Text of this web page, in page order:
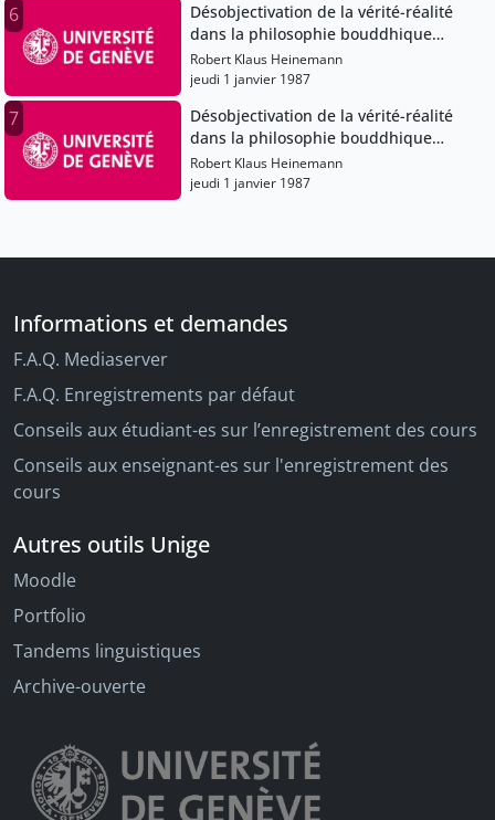
6
Désobjectivation de la vérité-réalité
dans la philosophie bouddhique
japonaise
Robert Klaus Heinemann
jeudi 1 janvier 1987
7
Désobjectivation de la vérité-réalité
dans la philosophie bouddhique
japonaise
Robert Klaus Heinemann
jeudi 1 janvier 1987
Informations et demandes
F.A.Q. Mediaserver
F.A.Q. Enregistrements par défaut
Conseils aux étudiant-es sur l’enregistrement des cours
Conseils aux enseignant-es sur l'enregistrement des
cours
Autres outils Unige
Moodle
Portfolio
Tandems linguistiques
Archive-ouverte